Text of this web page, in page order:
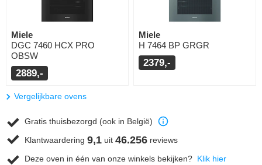
Miele
DGC 7460 HCX PRO
OBSW
2889,-
Miele
H 7464 BP GRGR
2379,-
Vergelijkbare ovens
Gratis thuisbezorgd (ook in België)
Klantwaardering 9,1 uit 46.256 reviews
Deze oven in één van onze winkels bekijken? Klik hier